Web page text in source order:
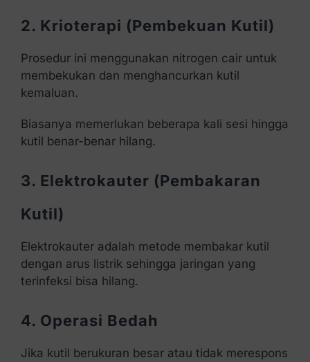
2. Krioterapi (Pembekuan Kutil)
Prosedur ini menggunakan nitrogen cair untuk
membekukan dan menghancurkan kutil
kemaluan.
Biasanya memerlukan beberapa kali sesi hingga
kutil benar-benar hilang.
3. Elektrokauter (Pembakaran
Kutil)
Elektrokauter adalah metode membakar kutil
dengan arus listrik sehingga jaringan yang
terinfeksi bisa hilang.
4. Operasi Bedah
Jika kutil berukuran besar atau tidak merespons